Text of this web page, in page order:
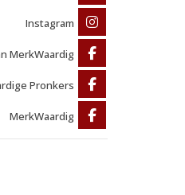
Instagram
MerkWaardig
Pronkers
MerkWaardig